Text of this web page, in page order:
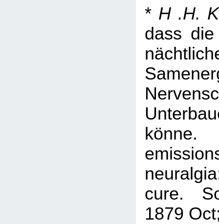
* H .H.
dass die
cure.
1879